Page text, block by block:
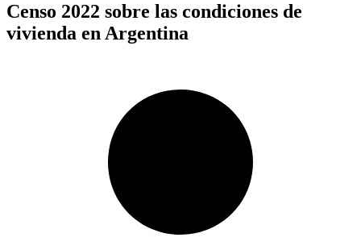
Censo 2022 sobre las condiciones de
vivienda en Argentina